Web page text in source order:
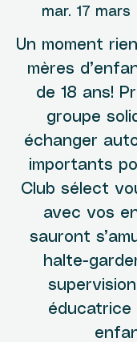
mar. 17 mars
Un moment
mères
de 18 ans!
groupe
échanger
importants
Club sélect
avec vos
sauront
halte-
éducatrice